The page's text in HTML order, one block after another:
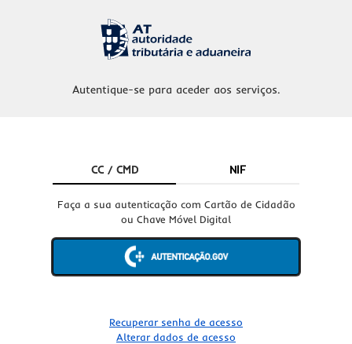
Autentique-se para aceder aos serviços.
CC / CMD NIF
Faça a sua autenticação com Cartão de Cidadão
ou Chave Móvel Digital
Recuperar senha de acesso
Alterar dados de acesso